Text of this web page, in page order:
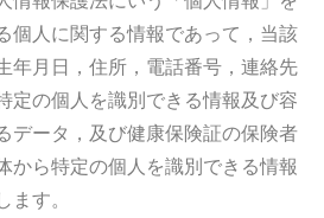
個人に関する情報であって，当該
年月日，住所，電話番号，連絡先
定の個人を識別できる情報及び容
データ，及び健康保険証の保険者
から特定の個人を識別できる情報
ます。